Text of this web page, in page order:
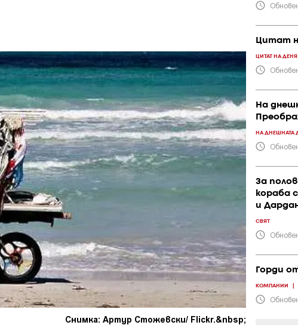
Снимка: Артур Стожевски/ Flickr.&nbsp;
Цитат
ЦИТАТ НА ДЕНЯ
На
НА ДНЕШНАТА
За
кораба
и
СВЯТ
Горди
КОМПАНИИ